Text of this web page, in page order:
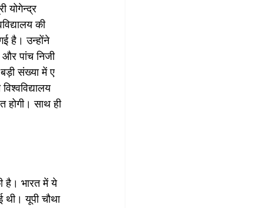
योगेन्द्र
की
है। उन्होंने
और पांच निजी
संख्या में ए
होगी। साथ ही
है। भारत में ये
यूपी चौथा